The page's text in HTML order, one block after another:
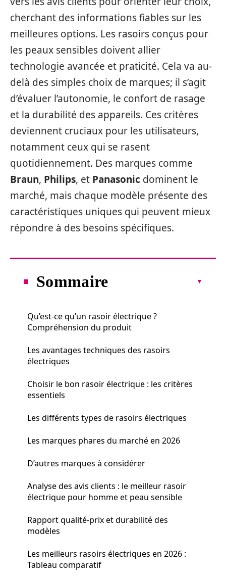
cherchant des informations fiables sur les
meilleures options. Les rasoirs conçus pour
les peaux sensibles doivent allier
technologie avancée et praticité. Cela va au-
delà des simples choix de marques; il s’agit
d’évaluer l’autonomie, le confort de rasage
et la durabilité des appareils. Ces critères
deviennent cruciaux pour les utilisateurs,
notamment ceux qui se rasent
quotidiennement. Des marques comme
Braun, Philips, et Panasonic dominent le
marché, mais chaque modèle présente des
caractéristiques uniques qui peuvent mieux
répondre à des besoins spécifiques.
Sommaire
Qu’est-ce qu’un rasoir électrique ?
Compréhension du produit
Les avantages techniques des rasoirs
électriques
Choisir le bon rasoir électrique : les critères
essentiels
Les différents types de rasoirs électriques
Les marques phares du marché en 2026
D’autres marques à considérer
Analyse des avis clients : le meilleur rasoir
électrique pour homme et peau sensible
Rapport qualité-prix et durabilité des
modèles
Les meilleurs rasoirs électriques en 2026 :
Tableau comparatif